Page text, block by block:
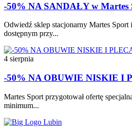
-50% NA SANDAŁY w Martes
Odwiedź sklep stacjonarny Martes
dostępnym przy...
4 sierpnia
-50% NA OBUWIE NISKIE I
Martes Sport przygotował ofertę
minimum...